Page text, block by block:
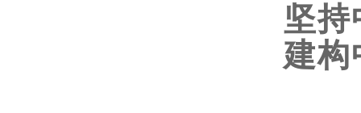
坚
建